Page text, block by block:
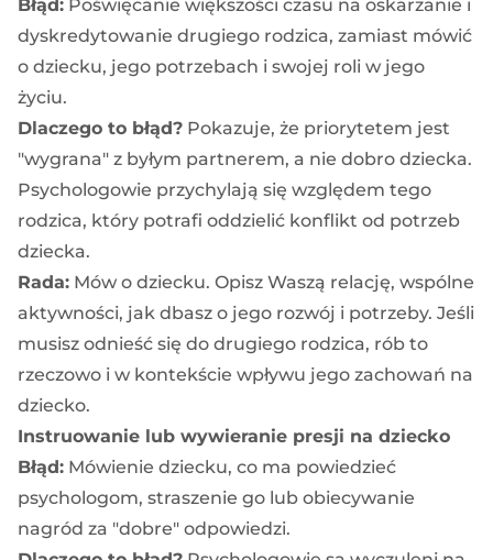
Błąd: Poświęcanie większości czasu na oskarżanie i
dyskredytowanie drugiego rodzica, zamiast mówić
o dziecku, jego potrzebach i swojej roli w jego
życiu.
Dlaczego to błąd? Pokazuje, że priorytetem jest
"wygrana" z byłym partnerem, a nie dobro dziecka.
Psychologowie przychylają się względem tego
rodzica, który potrafi oddzielić konflikt od potrzeb
dziecka.
Rada: Mów o dziecku. Opisz Waszą relację, wspólne
aktywności, jak dbasz o jego rozwój i potrzeby. Jeśli
musisz odnieść się do drugiego rodzica, rób to
rzeczowo i w kontekście wpływu jego zachowań na
dziecko.
Instruowanie lub wywieranie presji na dziecko
Błąd: Mówienie dziecku, co ma powiedzieć
psychologom, straszenie go lub obiecywanie
nagród za "dobre" odpowiedzi.